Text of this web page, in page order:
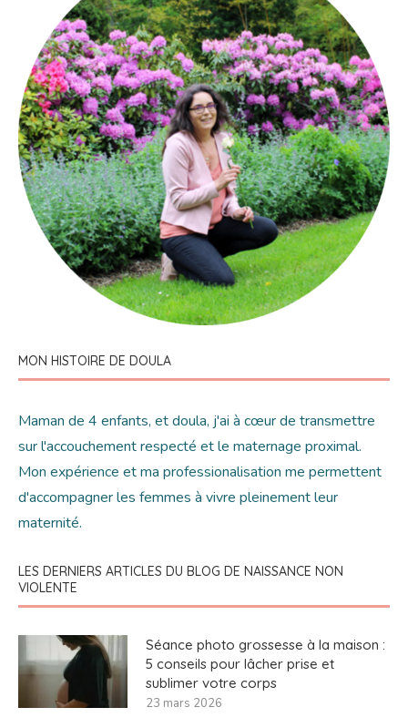
MON HISTOIRE DE DOULA
Maman de 4 enfants, et doula, j'ai à cœur de transmettre
sur l'accouchement respecté et le maternage proximal.
Mon expérience et ma professionalisation me permettent
d'accompagner les femmes à vivre pleinement leur
maternité.
LES DERNIERS ARTICLES DU BLOG DE NAISSANCE NON
VIOLENTE
Séance photo grossesse à la maison :
5 conseils pour lâcher prise et
sublimer votre corps
23 mars 2026